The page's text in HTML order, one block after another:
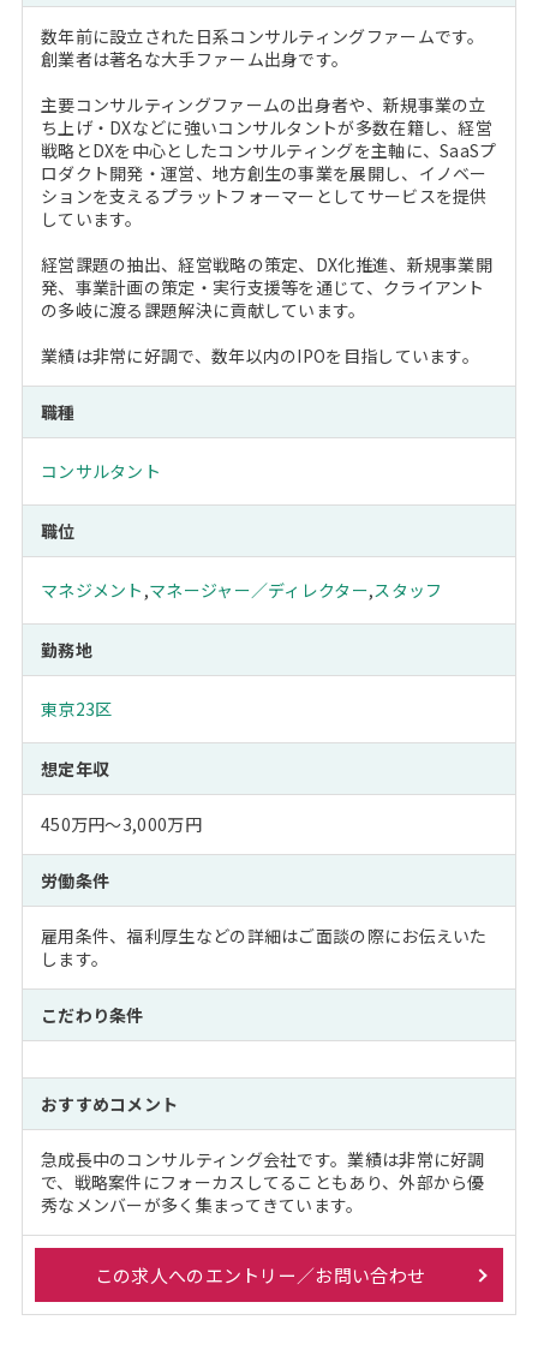
数年前に設立された日系コンサルティングファームです。
創業者は著名な大手ファーム出身です。
主要コンサルティングファームの出身者や、新規事業の立
ち上げ・DXなどに強いコンサルタントが多数在籍し、経営
戦略とDXを中心としたコンサルティングを主軸に、SaaSプ
ロダクト開発・運営、地方創生の事業を展開し、イノベー
ションを支えるプラットフォーマーとしてサービスを提供
しています。
経営課題の抽出、経営戦略の策定、DX化推進、新規事業開
発、事業計画の策定・実行支援等を通じて、クライアント
の多岐に渡る課題解決に貢献しています。
業績は非常に好調で、数年以内のIPOを目指しています。
職種
コンサルタント
職位
マネジメント ,マネージャー／ディレクター,スタッフ
勤務地
東京23区
想定年収
450万円～3,000万円
労働条件
雇用条件、福利厚生などの詳細はご面談の際にお伝えいた
します。
こだわり条件
おすすめコメント
急成長中のコンサルティング会社です。業績は非常に好調
で、戦略案件にフォーカスしてることもあり、外部から優
秀なメンバーが多く集まってきています。
この求人へのエントリー／お問い合わせ